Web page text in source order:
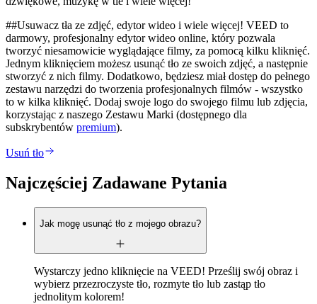
##Usuwacz tła ze zdjęć, edytor wideo i wiele więcej! VEED to
darmowy, profesjonalny edytor wideo online, który pozwala
tworzyć niesamowicie wyglądające filmy, za pomocą kilku kliknięć.
Jednym kliknięciem możesz usunąć tło ze swoich zdjęć, a następnie
stworzyć z nich filmy. Dodatkowo, będziesz miał dostęp do pełnego
zestawu narzędzi do tworzenia profesjonalnych filmów - wszystko
to w kilka kliknięć. Dodaj swoje logo do swojego filmu lub zdjęcia,
korzystając z naszego Zestawu Marki (dostępnego dla
subskrybentów premium).
Usuń tło
Najczęściej Zadawane Pytania
Jak mogę usunąć tło z mojego obrazu?
Wystarczy jedno kliknięcie na VEED! Prześlij swój obraz i
wybierz przezroczyste tło, rozmyte tło lub zastąp tło
jednolitym kolorem!